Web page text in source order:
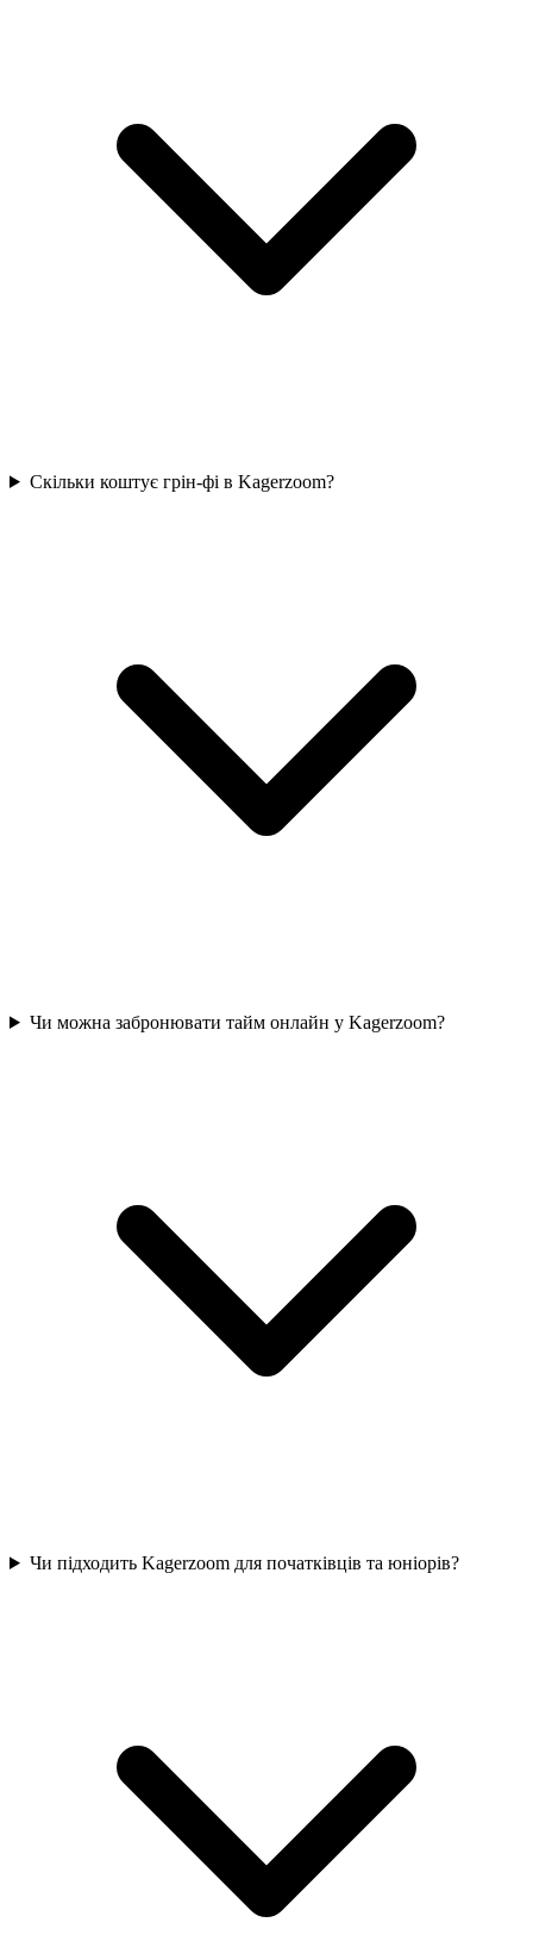
Скільки коштує грін-фі в Kagerzoom?
Чи можна забронювати тайм онлайн у Kagerzoom?
Чи підходить Kagerzoom для початківців та юніорів?